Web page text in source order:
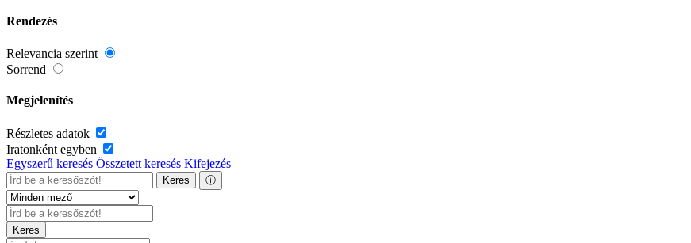
Rendezés
Relevancia szerint
Sorrend
Megjelenítés
Részletes adatok
Iratonként egyben
Egyszerű keresés Összetett keresés Kifejezés
Keres ⓘ
Keres